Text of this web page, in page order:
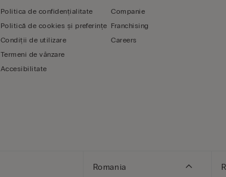
Politica de confidențialitate
Politică de cookies și preferințe
Condiții de utilizare
Termeni de vânzare
Accesibilitate
Companie
Franchising
Careers
Romania